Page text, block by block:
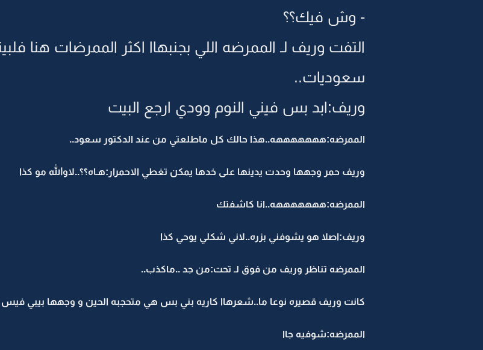
- وش فيك؟؟
التفت وريف لـ الممرضه اللي بجنبهاا اكثر الممرضات هنا
سعوديات..
وريف:ابد بس فيني النوم وودي ارجع البيت
الممرضه:هههههههه..هذا حالك كل ماطلعتي من عند الدكتور سعود..
وريف حمر وجهها وحدت يدينها على خدها يمكن تغطي الاحمرار:هـاه؟؟..لاوالله مو كذا
الممرضه:هههههههه..انا كاشفتك
وريف:اصلا هو يشوفني بزره..لاني شكلي يوحي كذا
الممرضه تناظر وريف من فوق لـ تحت:من جد ..ماكذب..
كانت وريف قصيره نوعا ما..شعرهاا كاريه بني بس هي متحجبه الحين و وجهها بيبي فيس
الممرضه:شوفيه جاا